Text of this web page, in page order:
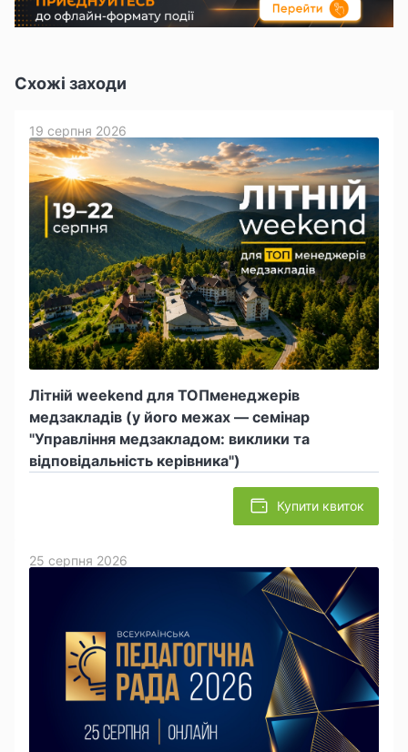
Схожі заходи
Літній weekend для ТОПменеджерів
медзакладів (у його межах — семінар
"Управління медзакладом: виклики та
відповідальність керівника")
19 серпня 2026
Купити квиток
25 серпня 2026